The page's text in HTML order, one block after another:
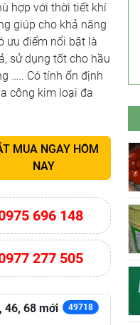
hợp với thời tiết khí
giúp cho khả năng
ưu điểm nổi bật là
sử dụng tốt cho hầu
….. Có tính ổn định
công kim loại đa
MUA NGAY HÔM
NAY
696 148
277 505
46, 68 mới
49718